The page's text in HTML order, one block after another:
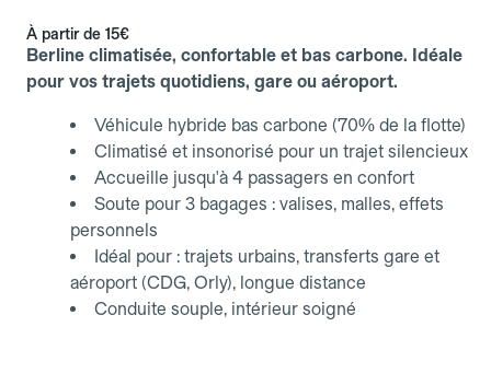
À partir de 15€
Berline climatisée, confortable et bas carbone. Idéale
pour vos trajets quotidiens, gare ou aéroport.
Véhicule hybride bas carbone (70% de la flotte)
Climatisé et insonorisé pour un trajet silencieux
Accueille jusqu'à 4 passagers en confort
Soute pour 3 bagages : valises, malles, effets
personnels
Idéal pour : trajets urbains, transferts gare et
aéroport (CDG, Orly), longue distance
Conduite souple, intérieur soigné